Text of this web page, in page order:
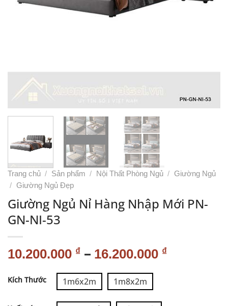
Trang chủ / Sản phẩm / Nội Thất Phòng Ngủ / Giường Ngủ
/ Giường Ngủ Đẹp
Giường Ngủ Nỉ Hàng Nhập Mới PN-
GN-NI-53
10.200.000 ₫ – 16.200.000 ₫
Kích Thước 1m6x2m 1m8x2m